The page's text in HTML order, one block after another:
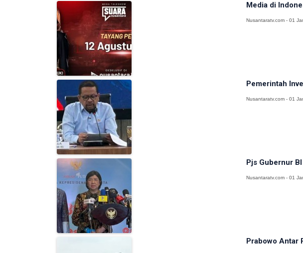
Media di
Nusantaratv.com - 01
Pemerintah
Nusantaratv.com - 01
Pjs Gubernur
Nusantaratv.com - 01
Prabowo Antar